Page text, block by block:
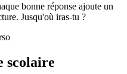
bonne réponse ajoute un
Jusqu'où iras-tu ?
scolaire